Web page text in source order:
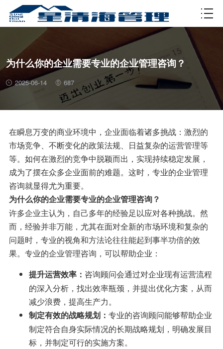
资质许可
为什么你的企业需要专业的企业管理咨询？
2025-06-14 687
在瞬息万变的商业环境中，企业面临着诸多挑战：激烈的
市场竞争、不断变化的政策法规、日益复杂的运营管理等
等。如何在激烈的竞争中脱颖而出，实现持续稳定发展，
成为了摆在众多企业面前的难题。这时，专业的企业管理
咨询就显得尤为重要。
为什么你的企业需要专业的企业管理咨询？
许多企业主认为，自己多年的经验足以应对各种挑战。然
而，经验并非万能，尤其在面对全新的市场环境和复杂的
问题时，专业的视角和方法论往往能起到事半功倍的效
果。专业的企业管理咨询，可以帮助企业：
提升运营效率： 咨询顾问会通过对企业现有运营流程
的深入分析，找出效率瓶颈，并提出优化方案，从而
减少浪费，提高生产力。
制定有效的战略规划： 专业的咨询顾问能够帮助企业
制定符合自身实际情况的长期战略规划，明确发展目
标，并制定可行的实施方案。